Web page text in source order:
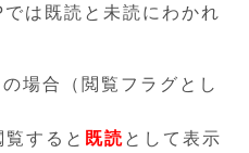
は既読と未読にわかれ
場合（閲覧フラグとし
すると 既読として表示